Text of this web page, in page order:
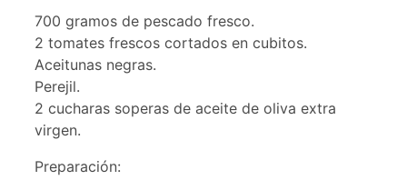
700 gramos de pescado fresco.
2 tomates frescos cortados en cubitos.
Aceitunas negras.
Perejil.
2 cucharas soperas de aceite de oliva extra
virgen.
Preparación: